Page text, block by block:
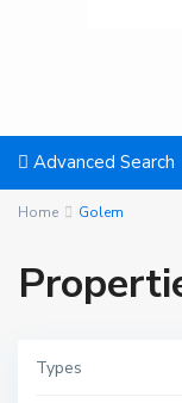
Advanced Search
Home Golem
Types